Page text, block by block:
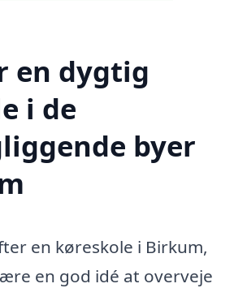
en dygtig
i de
byer
en køreskole i Birkum,
en god idé at overveje